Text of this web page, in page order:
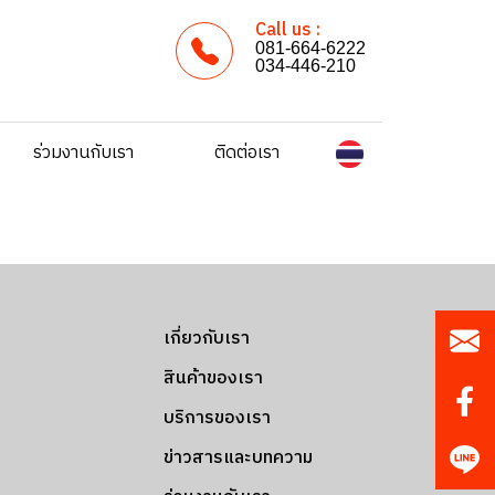
Call us :
081-664-6222
034-446-210
ร่วมงานกับเรา ติดต่อเรา
เกี่ยวกับเรา
สินค้าของเรา
บริการของเรา
ข่าวสารและบทความ